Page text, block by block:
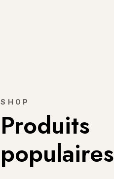
SHOP
Produits
populaires